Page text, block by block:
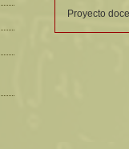
Proyecto